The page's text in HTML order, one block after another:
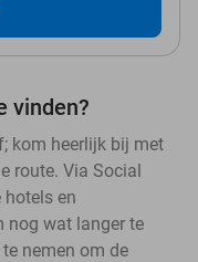
vinden?
kom heerlijk bij met
route. Via Social
hotels en
nog wat langer te
nemen om de